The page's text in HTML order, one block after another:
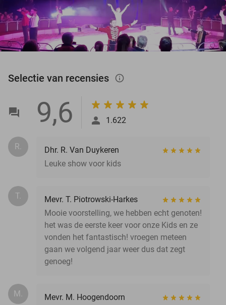
Selectie van recensies info_outlined
9,6 1.622
R.
Dhr. R. Van Duykeren
Leuke show voor kids
T.
Mevr. T. Piotrowski-Harkes
Mooie voorstelling, we hebben echt genoten!
het was de eerste keer voor onze Kids en ze
vonden het fantastisch! vroegen meteen
gaan we volgend jaar weer dus dat zegt
genoeg!
M.
Mevr. M. Hoogendoorn